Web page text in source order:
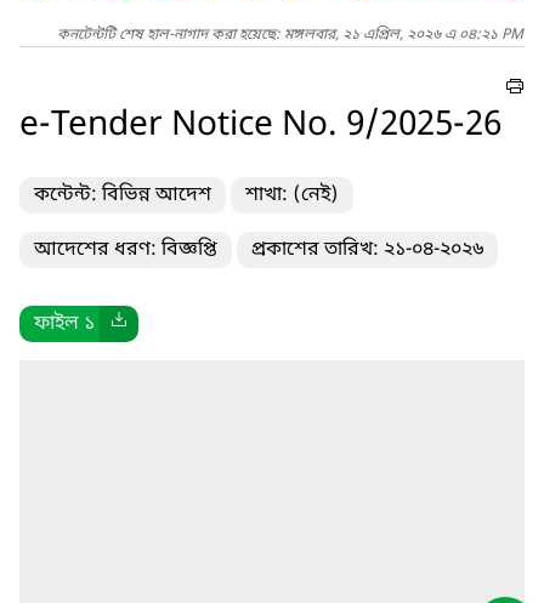
কনটেন্টটি শেষ হাল-নাগাদ করা হয়েছে: মঙ্গলবার, ২১ এপ্রিল, ২০২৬ এ ০৪:২১ PM
e-Tender Notice No. 9/2025-26
কন্টেন্ট: বিভিন্ন আদেশ শাখা: (নেই)
আদেশের ধরণ: বিজ্ঞপ্তি প্রকাশের তারিখ: ২১-০৪-২০২৬
ফাইল ১